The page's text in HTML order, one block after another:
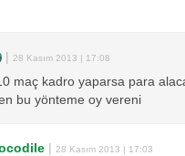
| 28 Kasım 2013 | 17:08
maç kadro yaparsa para
bu yönteme oy vereni
| 28 Kasım 2013 | 17:03